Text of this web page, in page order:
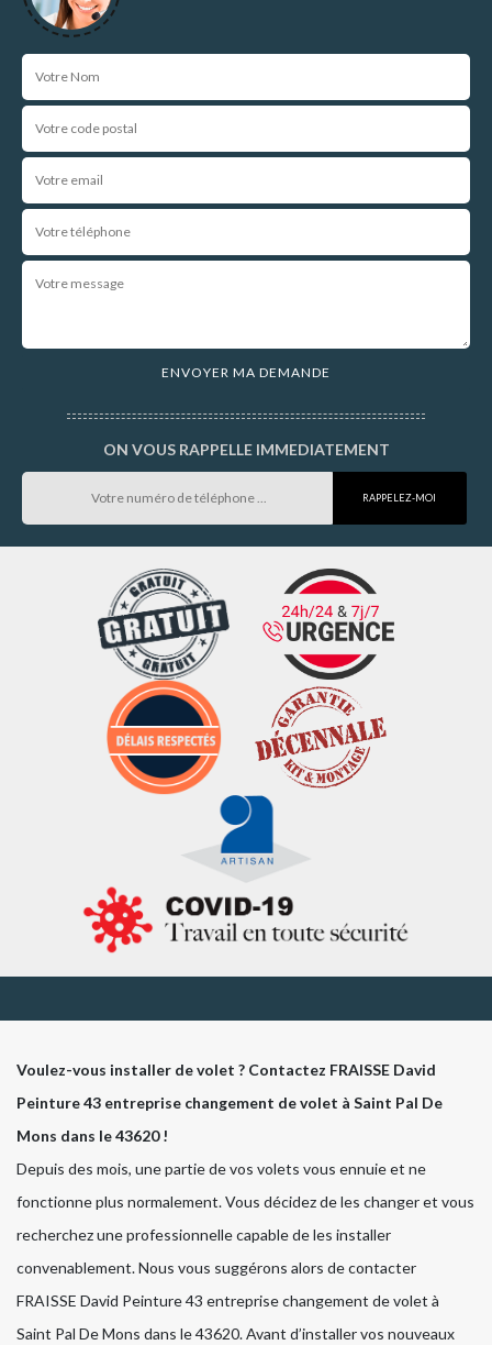
ON VOUS RAPPELLE IMMEDIATEMENT
Voulez-vous installer de volet ? Contactez FRAISSE David
Peinture 43 entreprise changement de volet à Saint Pal De
Mons dans le 43620 !
Depuis des mois, une partie de vos volets vous ennuie et ne
fonctionne plus normalement. Vous décidez de les changer et vous
recherchez une professionnelle capable de les installer
convenablement. Nous vous suggérons alors de contacter
FRAISSE David Peinture 43 entreprise changement de volet à
Saint Pal De Mons dans le 43620. Avant d’installer vos nouveaux